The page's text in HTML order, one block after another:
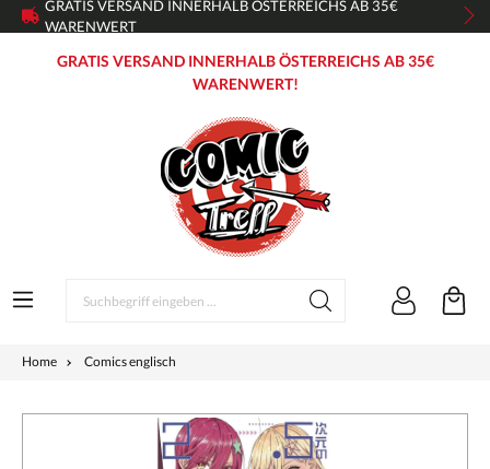
GRATIS VERSAND INNERHALB ÖSTERREICHS AB 35€
WARENWERT
GRATIS VERSAND INNERHALB ÖSTERREICHS AB 35€
WARENWERT!
Home Comics englisch